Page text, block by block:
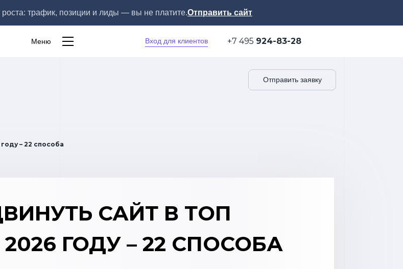
роста: трафик, позиции и лиды — вы не платите.Отправить сайт
Меню Вход для клиентов +7 495 924-83-28
Отправить заявку
– 22 способа
САЙТ В ТОП
ГОДУ – 22 СПОСОБА